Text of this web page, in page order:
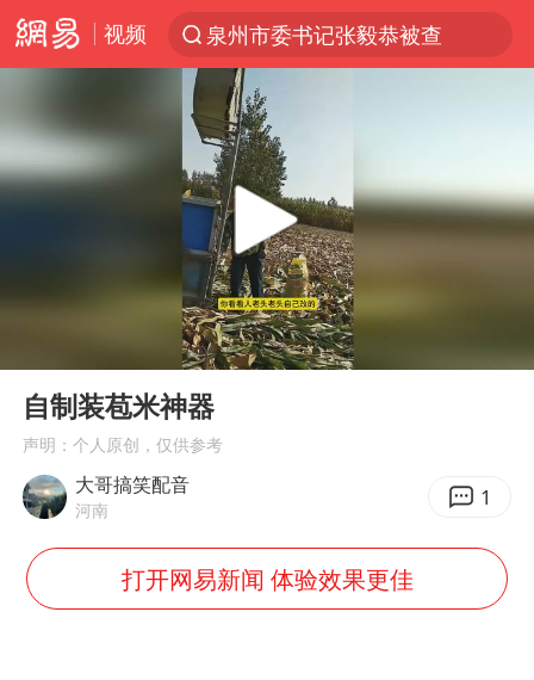
视频
泉州市委书记张毅恭被查
台风白海豚实时路径
陈垣宇0-3张禹珍 国乒男单全军覆没
胜宏科技：股票交易异常波动
秋天的第一杯奶茶到底有多火
百花奖开幕式
Play
自制装苞米神器
声明：个人原创，仅供参考
大哥搞笑配音
河南 1
打开网易新闻 体验效果更佳